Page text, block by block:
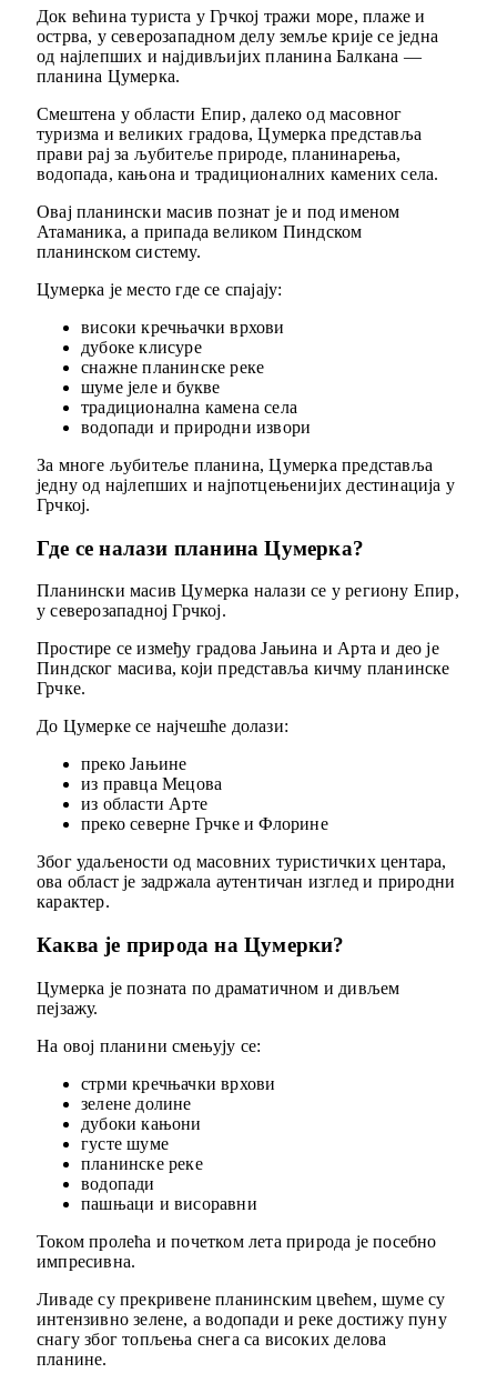
Док већина туриста у Грчкој тражи море, плаже и
острва, у северозападном делу земље крије се једна
од најлепших и најдивљијих планина Балкана —
планина Цумерка.
Смештена у области Епир, далеко од масовног
туризма и великих градова, Цумерка представља
прави рај за љубитеље природе, планинарења,
водопада, кањона и традиционалних камених села.
Овај планински масив познат је и под именом
Атаманика, а припада великом Пиндском
планинском систему.
Цумерка је место где се спајају:
високи кречњачки врхови
дубоке клисуре
снажне планинске реке
шуме јеле и букве
традиционална камена села
водопади и природни извори
За многе љубитеље планина, Цумерка представља
једну од најлепших и најпотцењенијих дестинација у
Грчкој.
Где се налази планина Цумерка?
Планински масив Цумерка налази се у региону Епир,
у северозападној Грчкој.
Простире се између градова Јањина и Арта и део је
Пиндског масива, који представља кичму планинске
Грчке.
До Цумерке се најчешће долази:
преко Јањине
из правца Мецова
из области Арте
преко северне Грчке и Флорине
Због удаљености од масовних туристичких центара,
ова област је задржала аутентичан изглед и природни
карактер.
Каква је природа на Цумерки?
Цумерка је позната по драматичном и дивљем
пејзажу.
На овој планини смењују се:
стрми кречњачки врхови
зелене долине
дубоки кањони
густе шуме
планинске реке
водопади
пашњаци и висоравни
Током пролећа и почетком лета природа је посебно
импресивна.
Ливаде су прекривене планинским цвећем, шуме су
интензивно зелене, а водопади и реке достижу пуну
снагу због топљења снега са високих делова
планине.